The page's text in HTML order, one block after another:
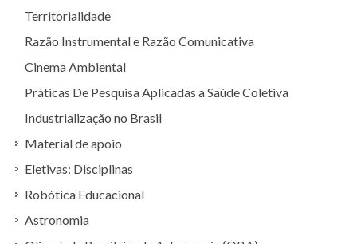
Territorialidade
Razão Instrumental e Razão Comunicativa
Cinema Ambiental
Práticas De Pesquisa Aplicadas a Saúde Coletiva
Industrialização no Brasil
Material de apoio
Eletivas: Disciplinas
Robótica Educacional
Astronomia